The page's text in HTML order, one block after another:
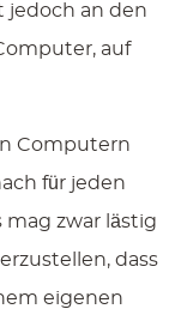
jedoch an den
auf
Computern
für jeden
mag zwar lästig
dass
eigenen